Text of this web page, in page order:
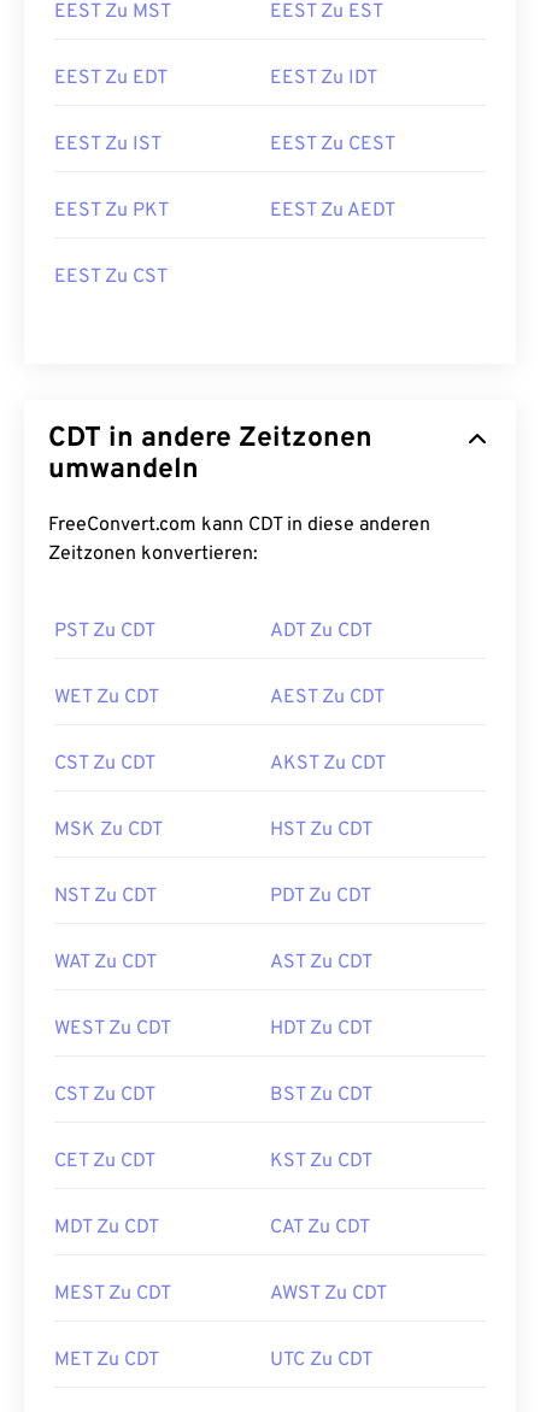
EEST Zu MST EEST Zu EST
EEST Zu EDT EEST Zu IDT
EEST Zu IST EEST Zu CEST
EEST Zu PKT EEST Zu AEDT
EEST Zu CST
CDT in andere Zeitzonen
umwandeln
FreeConvert.com kann CDT in diese anderen
Zeitzonen konvertieren:
PST Zu CDT ADT Zu CDT
WET Zu CDT AEST Zu CDT
CST Zu CDT AKST Zu CDT
MSK Zu CDT HST Zu CDT
NST Zu CDT PDT Zu CDT
WAT Zu CDT AST Zu CDT
WEST Zu CDT HDT Zu CDT
CST Zu CDT BST Zu CDT
CET Zu CDT KST Zu CDT
MDT Zu CDT CAT Zu CDT
MEST Zu CDT AWST Zu CDT
MET Zu CDT UTC Zu CDT